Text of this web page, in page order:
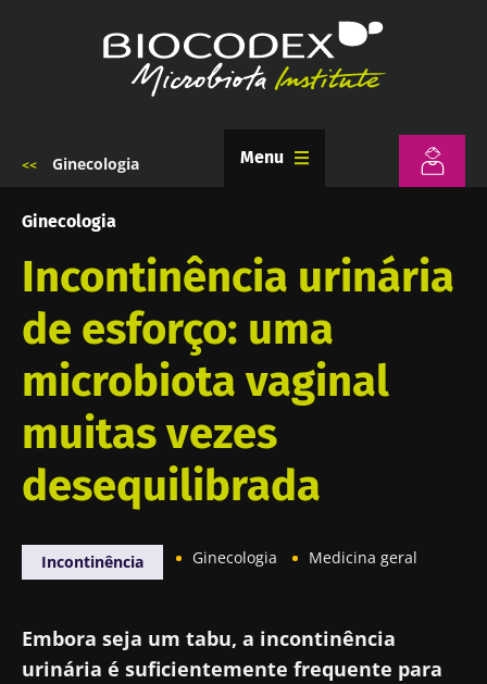
Ginecologia Menu
Ginecologia
Incontinência urinária
de esforço: uma
microbiota vaginal
muitas vezes
desequilibrada
Incontinência Ginecologia Medicina geral
Embora seja um tabu, a incontinência
urinária é suficientemente frequente para